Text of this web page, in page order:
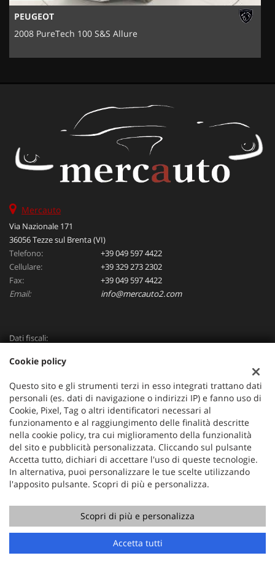
Contatta un consulente
PEUGEOT
2008 PureTech 100 S&S Allure
Mercauto
Via Nazionale 171
36056 Tezze sul Brenta (VI)
Telefono:
+39 049 597 4422
Cellulare:
+39 329 273 2302
Fax:
+39 049 597 4422
Email:
info@mercauto2.com
Dati fiscali:
Via Nazionale, 171 PD - 36056 Tezze sul Brenta
Registro delle imprese:PD
Copyright © 2026 GestionaleAuto.com S.r.l., Tutti i diritti
riservati -Leggi l'informativa sulla privacy-Cookie Policy
GestionaleAuto.com
Cookie policy
Questo sito e gli strumenti terzi in esso integrati trattano dati
personali (es. dati di navigazione o indirizzi IP) e fanno uso di
Cookie, Pixel, Tag o altri identificatori necessari al
funzionamento e al raggiungimento delle finalità descritte
nella cookie policy, tra cui miglioramento della funzionalità
del sito e pubblicità personalizzata. Cliccando sul pulsante
Accetta tutto, dichiari di accettare l'uso di queste tecnologie.
In alternativa, puoi personalizzare le tue scelte utilizzando
l'apposito pulsante. Scopri di più e personalizza.
Scopri di più e personalizza
Accetta tutti